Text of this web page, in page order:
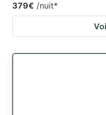
379€ /nuit*